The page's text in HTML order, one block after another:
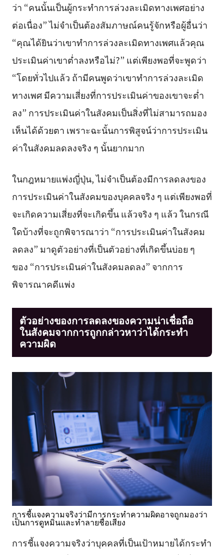
ว่า “คนนั้นเป็นผู้กระทำการล่วงละเมิดทางเพศอย่าง
ต่อเนื่อง” ไม่จำเป็นต้องสัมภาษณ์คนรู้จักหรือผู้อื่นว่า
“คุณได้ยินว่าเขาทำการล่วงละเมิดทางเพศแล้วคุณ
ประเมินค่าเขาต่ำลงหรือไม่?” แต่เพียงพอที่จะพูดว่า
“โดยทั่วไปแล้ว ถ้ามีคนพูดว่าเขาทำการล่วงละเมิด
ทางเพศ มีความเสี่ยงที่การประเมินค่าของเขาจะต่ำ
ลง” การประเมินค่าในสังคมเป็นสิ่งที่ไม่สามารถมอง
เห็นได้ด้วยตา เพราะฉะนั้นการพิสูจน์ว่าการประเมิน
ค่าในสังคมลดลงจริง ๆ นั้นยากมาก
ในกฎหมายแพ่งญี่ปุ่น, ไม่จำเป็นต้องมีการลดลงของ
การประเมินค่าในสังคมของบุคคลจริง ๆ แต่เพียงพอที่
จะเกิดความเสี่ยงที่จะเกิดขึ้น แล้วจริง ๆ แล้ว ในกรณี
ใดบ้างที่จะถูกพิจารณาว่า “การประเมินค่าในสังคม
ลดลง” มาดูตัวอย่างที่เป็นตัวอย่างที่เกิดขึ้นบ่อย ๆ
ของ “การประเมินค่าในสังคมลดลง” จากการ
พิจารณาคดีแพ่ง
ตัวอย่างของการลดลงของความน่าเชื่อถือ
ในสังคมจากการถูกกล่าวหาว่าได้กระทำ
ความผิด
การชี้แจงความจริงว่ามีการกระทำความผิดอาจถูกมองว่า
เป็นการดูหมิ่นและทำลายชื่อเสียง
การชี้แจงความจริงว่าบุคคลที่เป็นเป้าหมายได้กระทำ